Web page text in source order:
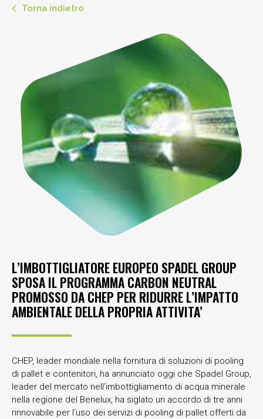
Torna indietro
L’IMBOTTIGLIATORE EUROPEO SPADEL GROUP
SPOSA IL PROGRAMMA CARBON NEUTRAL
PROMOSSO DA CHEP PER RIDURRE L’IMPATTO
AMBIENTALE DELLA PROPRIA ATTIVITA’
CHEP, leader mondiale nella fornitura di soluzioni di pooling
di pallet e contenitori, ha annunciato oggi che Spadel Group,
leader del mercato nell’imbottigliamento di acqua minerale
nella regione del Benelux, ha siglato un accordo di tre anni
rinnovabile per l’uso dei servizi di pooling di pallet offerti da